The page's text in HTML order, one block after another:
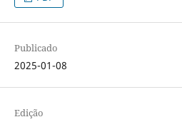
Publicado
2025-01-08
Edição